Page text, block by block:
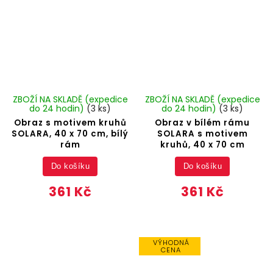
Obraz s motivem kruhů
SOLARA, 40 x 70 cm, bílý
rám
ZBOŽÍ NA SKLADĚ (expedice
do 24 hodin) (3 ks)
361 Kč
Do košíku
Obraz v bílém rámu
SOLARA s motivem
kruhů, 40 x 70 cm
ZBOŽÍ NA SKLADĚ (expedice
do 24 hodin) (3 ks)
361 Kč
Do košíku
VÝHODNÁ
CENA